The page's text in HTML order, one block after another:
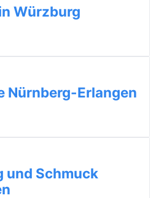
Würzburg
Nürnberg-Erlangen
und Schmuck